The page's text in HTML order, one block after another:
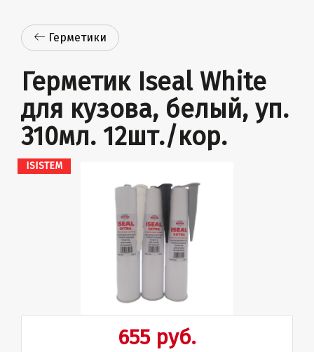
Герметики
Герметик Iseal White
для кузова, белый, уп.
310мл. 12шт./кор.
ISISTEM
655 руб.